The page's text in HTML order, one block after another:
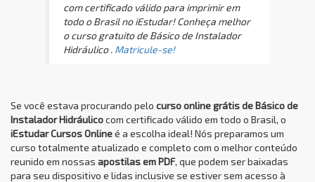
com certificado válido para imprimir em
todo o Brasil no iEstudar! Conheça melhor
o curso gratuito de Básico de Instalador
Hidráulico . Matricule-se!
Se você estava procurando pelo curso online grátis de Básico de
Instalador Hidráulicocom certificado válido em todo o Brasil, o
iEstudar Cursos Onlineé a escolha ideal! Nós preparamos um
curso totalmente atualizado e completo com o melhor conteúdo
reunido em nossas apostilas em PDF, que podem ser baixadas
para seu dispositivo e lidas inclusive se estiver sem acesso à